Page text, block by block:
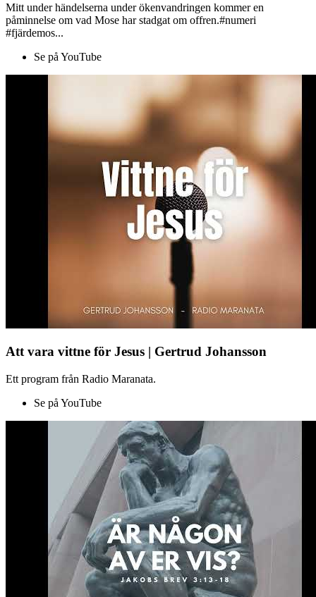
Mitt under händelserna under ökenvandringen kommer en
påminnelse om vad Mose har stadgat om offren.#numeri
#fjärdemos...
Se på YouTube
Att vara vittne för Jesus | Gertrud Johansson
Ett program från Radio Maranata.
Se på YouTube